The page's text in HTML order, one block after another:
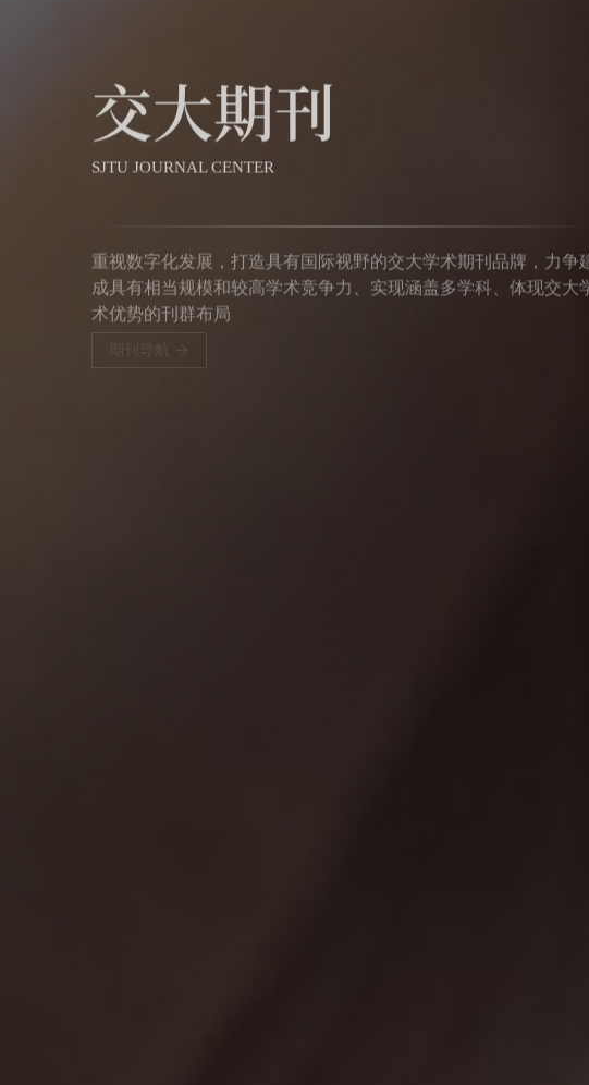
交大期刊
SJTU JOURNAL CENTER
成具有相当规模和较高学术竞争力、实现涵盖多学科、体现交大学
术优势的刊群布局
期刊导航